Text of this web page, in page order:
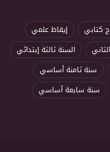
كتابي
إيقاظ علمي
السنة ثالثة إبتدائي
سنة ثامنة أساسي
سنة سابعة أساسي